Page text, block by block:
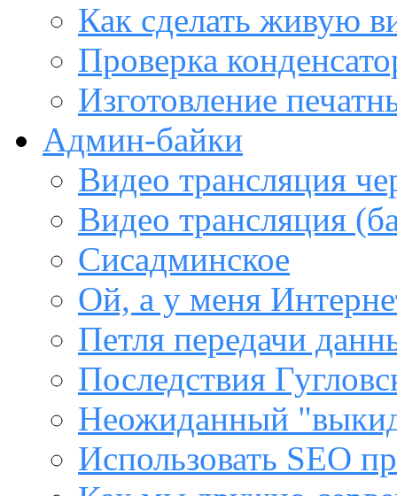
Как сделать живую
Проверка
Изготовление
Админ-байки
Видео трансляция
Видео трансляция
Сисадминское
Ой, а у меня
Петля передачи
Последствия
Неожиданный
Использовать SEO